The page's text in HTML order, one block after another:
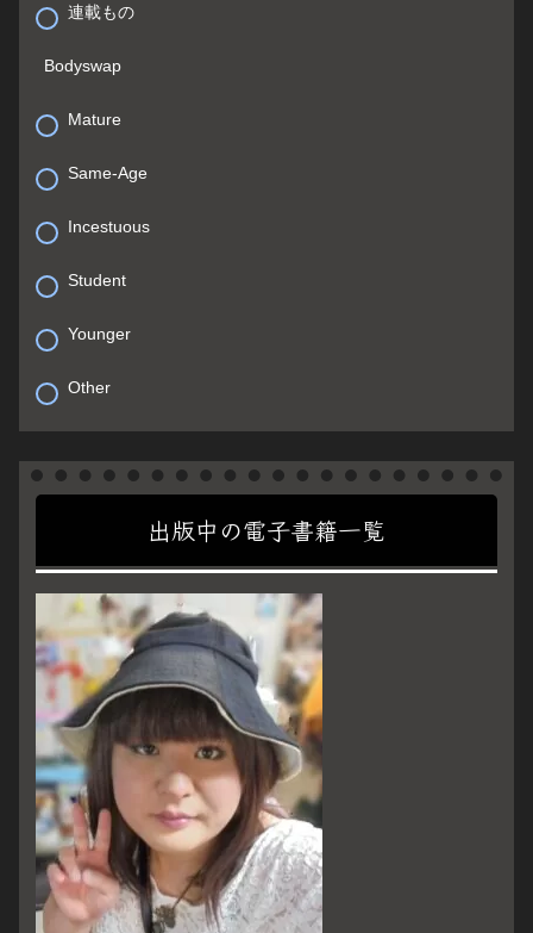
連載もの
Bodyswap
Mature
Same-Age
Incestuous
Student
Younger
Other
出版中の電子書籍一覧